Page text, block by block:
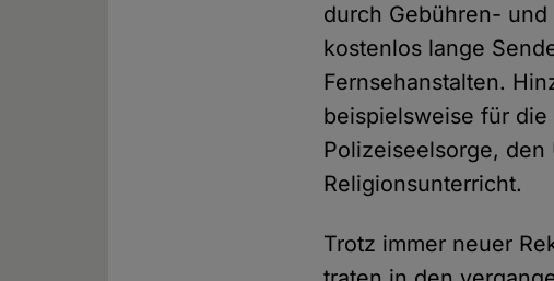
durch Gebühren-
kostenlos lange
Fernsehanstalten.
beispielsweise für
Polizeiseelsorge,
Religionsunterricht.
Trotz immer neuer